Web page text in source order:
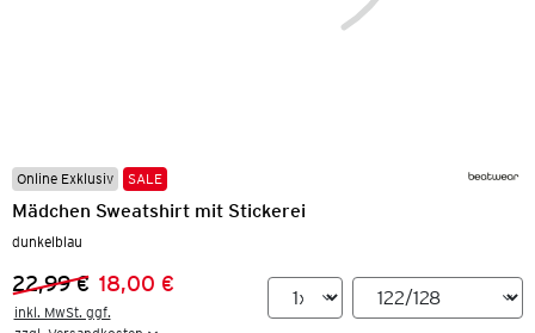
Online Exklusiv SALE
Mädchen Sweatshirt mit Stickerei
dunkelblau
Vorheriger Preis:
22,99 €
Neuer Preis:18,00 €
inkl. MwSt. ggf.